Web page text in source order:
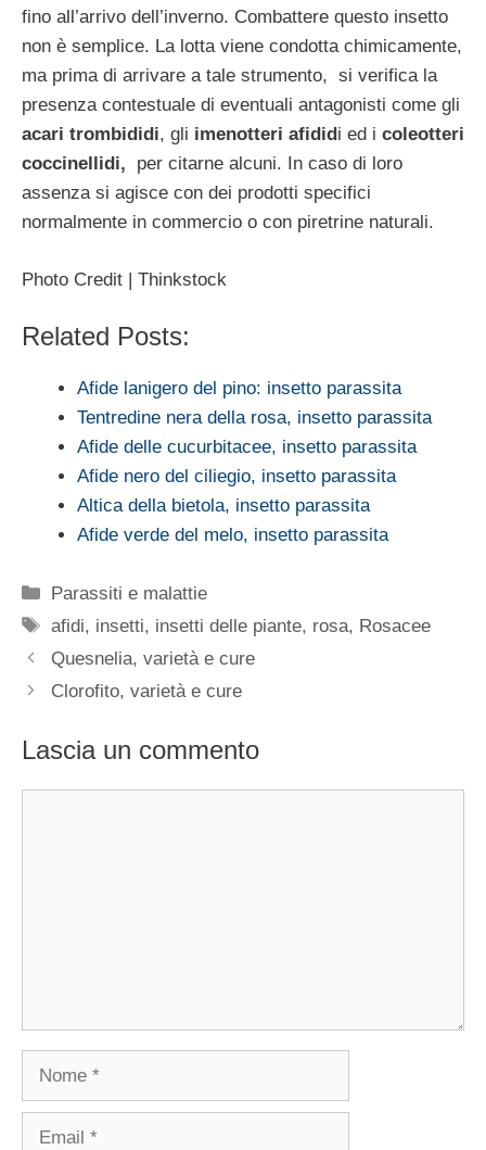
fino all’arrivo dell’inverno. Combattere questo insetto
non è semplice. La lotta viene condotta chimicamente,
ma prima di arrivare a tale strumento, si verifica la
presenza contestuale di eventuali antagonisti come gli
acari trombididi, gli imenotteri afidid i ed i coleotteri
coccinellidi,
per citarne alcuni. In caso di loro
assenza si agisce con dei prodotti specifici
normalmente in commercio o con piretrine naturali.
Photo Credit | Thinkstock
Related Posts:
Afide lanigero del pino: insetto parassita
Tentredine nera della rosa, insetto parassita
Afide delle cucurbitacee, insetto parassita
Afide nero del ciliegio, insetto parassita
Altica della bietola, insetto parassita
Afide verde del melo, insetto parassita
Categorie
Parassiti e malattie
Tag
afidi, insetti, insetti delle piante, rosa, Rosacee
Quesnelia, varietà e cure
Clorofito, varietà e cure
Lascia un commento
Nome
Email